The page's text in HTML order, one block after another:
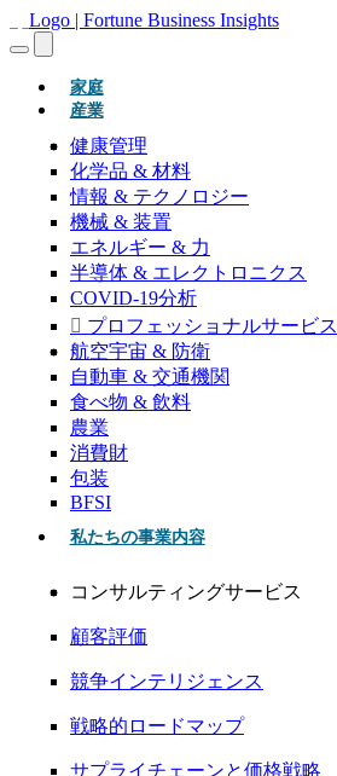
家庭(現在)
産業
健康管理
化学品 & 材料
情報 & テクノロジー
機械 & 装置
エネルギー & 力
半導体 & エレクトロニクス
COVID-19分析
プロフェッショナルサービス
航空宇宙 & 防衛
自動車 & 交通機関
食べ物 & 飲料
農業
消費財
包装
BFSI
私たちの事業内容
コンサルティングサービス
顧客評価
競争インテリジェンス
戦略的ロードマップ
サプライチェーンと価格戦略